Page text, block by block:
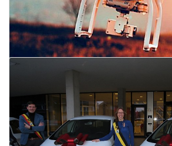
Grootste groep stagiars ooit
29 december 2020
Nu ook Drone-support via
Torhoutvandaag,
en Tieltvandaag
29 december 2020